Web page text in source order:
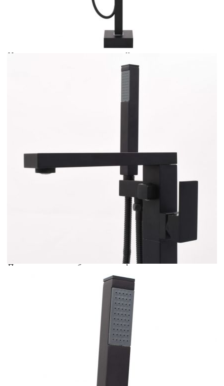
Безплатна доставка до адрес при плащане по банков път
Материал:
Неръждаема стомана
8719883685472
G 1/2"
90 см
150 см
Свободностоящ смесител за вана, черен, инокс, 90 см
Please select credit institution
Extraction of information from credit institutions
Предоставената таблица е с информационна цел.
Добавете продукта в количката си с бутона "Добави в
количката" и при поръчка ще можете да изберете броя
Acest tabel are caracter informativ. Adăugați produsul în
coșul de cumpărături unde veți putea selecta detaliile
Предоставената таблица е с информационна цел.
Добавете продукта в количката си с бутона "Добави в
количката" и при поръчка ще можете да изберете броя
Предоставената таблица е с информационна цел.
Добавете продукта в количката си с бутона "Добави в
количката" и при поръчка ще можете да изберете броя
Предоставената таблица е с информационна цел.
Добавете продукта в количката си с бутона "Добави в
количката" и при поръчка ще можете да изберете броя